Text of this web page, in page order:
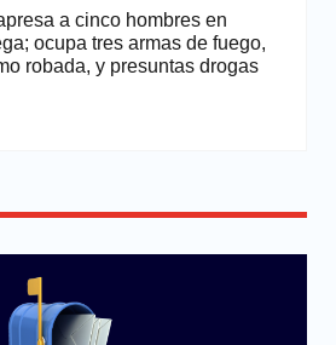
a cinco hombres en
ocupa tres armas de fuego,
robada, y presuntas drogas